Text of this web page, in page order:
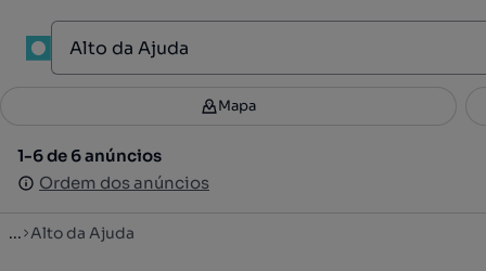
Filtros 3
1-6 de 6 anúncios
Ordem dos anúncios
Mapa
1-6 de 6 anúncios
Ordem dos anúncios
... Alto da Ajuda